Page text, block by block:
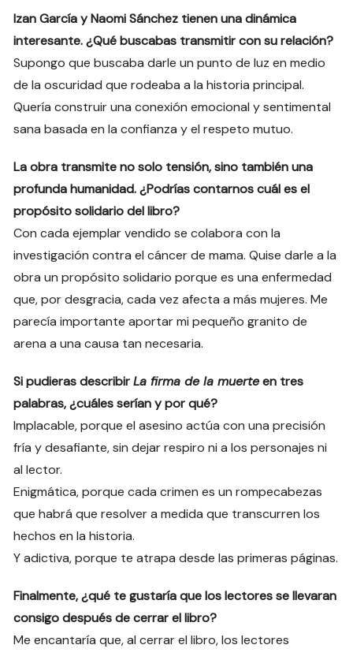
Izan García y Naomi Sánchez tienen una dinámica
interesante. ¿Qué buscabas transmitir con su relación?
Supongo que buscaba darle un punto de luz en medio
de la oscuridad que rodeaba a la historia principal.
Quería construir una conexión emocional y sentimental
sana basada en la confianza y el respeto mutuo.
La obra transmite no solo tensión, sino también una
profunda humanidad. ¿Podrías contarnos cuál es el
propósito solidario del libro?
Con cada ejemplar vendido se colabora con la
investigación contra el cáncer de mama. Quise darle a la
obra un propósito solidario porque es una enfermedad
que, por desgracia, cada vez afecta a más mujeres. Me
parecía importante aportar mi pequeño granito de
arena a una causa tan necesaria.
Si pudieras describirLa firma de la muerteen tres
palabras, ¿cuáles serían y por qué?
Implacable, porque el asesino actúa con una precisión
fría y desafiante, sin dejar respiro ni a los personajes ni
al lector.
Enigmática, porque cada crimen es un rompecabezas
que habrá que resolver a medida que transcurren los
hechos en la historia.
Y adictiva, porque te atrapa desde las primeras páginas.
Finalmente, ¿qué te gustaría que los lectores se llevaran
consigo después de cerrar el libro?
Me encantaría que, al cerrar el libro, los lectores